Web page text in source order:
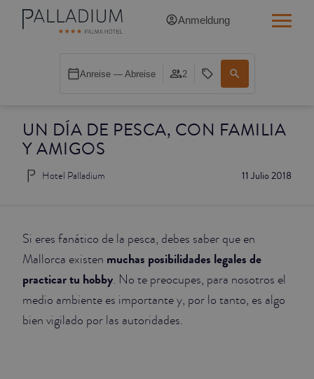
UN DÍA DE PESCA, CON FAMILIA
Y AMIGOS
11 Julio 2018
Hotel Palladium
Si eres fanático de la pesca, debes saber que en
Mallorca existen muchas posibilidades legales de
practicar tu hobby. No te preocupes, para nosotros el
medio ambiente es importante y, por lo tanto, es algo
bien vigilado por las autoridades.
Anmeldung
Anreise — Abreise 2
SINGLE BALCONY CATHEDRAL
DOUBLE WHITE
SUPERIOR